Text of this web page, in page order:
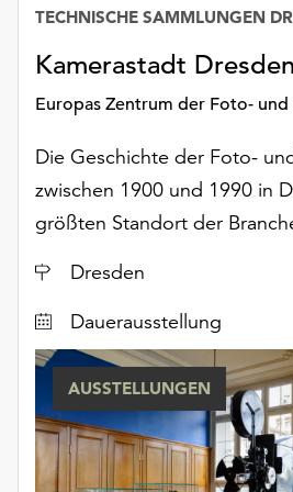
unserer
oder
dem
Impressum
Kamerastadt Dresden
Europas Zentrum der Foto-
TECHNISCHE SAMMLUNGEN
Die Geschichte der Foto-
zwischen 1900 und 1990 in
größten Standort der
Ort
Dresden
Datum
Dauerausstellung
AUSSTELLUNGEN